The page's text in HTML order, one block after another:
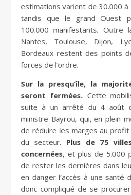
estimations varient de 30.000 à
tandis que le grand Ouest
100.000 manifestants. Outre
Nantes, Toulouse, Dijon,
Bordeaux restent des points
forces de l’ordre.
Sur la presqu’île, la
seront fermées.Cette
suite à un arrêté du 4 août
ministre Bayrou, qui, en plein
de réduire les marges au
du secteur. Plus de 75
concernées, et plus de 5.000
de rester les dernières dans
en danger l’accès à une santé
donc compliqué de se